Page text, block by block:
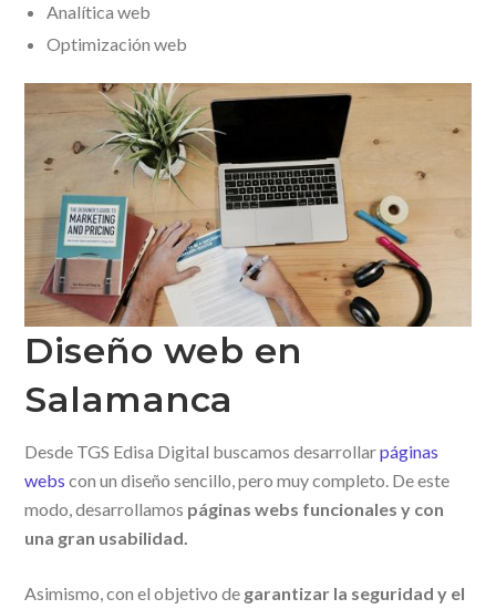
Analítica web
Optimización web
Diseño web en
Salamanca
Desde TGS Edisa Digital buscamos desarrollarpáginas
webs con un diseño sencillo, pero muy completo. De este
modo, desarrollamos páginas webs funcionales y con
una gran usabilidad.
Asimismo, con el objetivo de garantizar la seguridad y el